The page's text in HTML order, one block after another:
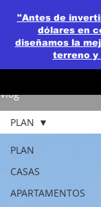
"Antes de
dólares en
diseñamos la
terreno y
Vlog
PLAN
CASAS
APARTAMENTOS
PLAN